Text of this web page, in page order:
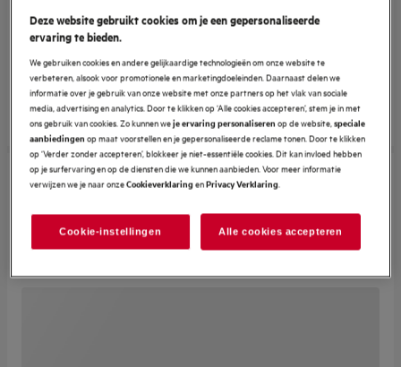
Deze website gebruikt cookies om je een gepersonaliseerde
ervaring te bieden.
We gebruiken cookies en andere gelijkaardige technologieën om onze website te
verbeteren, alsook voor promotionele en marketingdoeleinden. Daarnaast delen we
informatie over je gebruik van onze website met onze partners op het vlak van sociale
media, advertising en analytics. Door te klikken op ‘Alle cookies accepteren’, stem je in met
ons gebruik van cookies. Zo kunnen weje ervaring personaliseren op de website,speciale
aanbiedingen op maat voorstellen en je gepersonaliseerde reclame tonen. Door te klikken
op ‘Verder zonder accepteren’, blokkeer je niet-essentiële cookies. Dit kan invloed hebben
op je surfervaring en op de diensten die we kunnen aanbieden. Voor meer informatie
verwijzen we je naar onzeCookieverklaringenPrivacy Verklaring
Cookie-instellingen Alle cookies accepteren